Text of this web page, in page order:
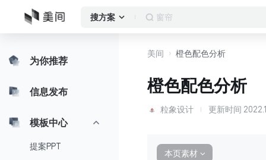
搜方案 卧室
为你推荐
信息发布
模板中心
提案PPT
美间 橙色配色分析
橙色配色分析
粒象设计 更新时间
本页素材 ∨